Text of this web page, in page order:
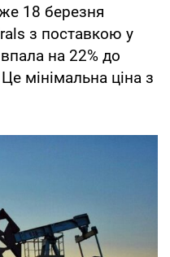
18 березня
з поставкою у
на 22% до
мінімальна ціна з